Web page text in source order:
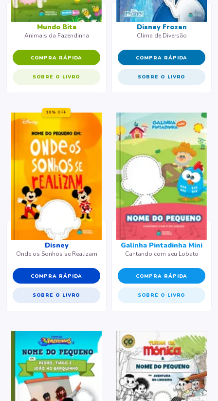
Mundo Bita
Animais da Fazendinha
COMPRA RÁPIDA
SOBRE O LIVRO
Disney Frozen
Clima de Diversão
COMPRA RÁPIDA
SOBRE O LIVRO
10% OFF
Disney
Onde os Sonhos se Realizam
COMPRA RÁPIDA
SOBRE O LIVRO
Galinha Pintadinha Mini
Cantando com seu Lobato
COMPRA RÁPIDA
SOBRE O LIVRO